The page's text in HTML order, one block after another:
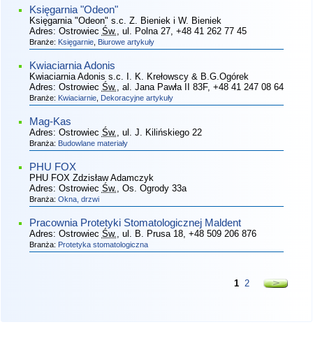
Księgarnia "Odeon"
Księgarnia "Odeon" s.c. Z. Bieniek i W. Bieniek
Adres: Ostrowiec Św. , ul. Polna 27, +48 41 262 77 45
Branże: Księgarnie, Biurowe artykuły
Kwiaciarnia Adonis
Kwiaciarnia Adonis s.c. I. K. Krełowscy & B.G.Ogórek
Adres: Ostrowiec Św. , al. Jana Pawła II 83F, +48 41 247 08 64
Branże: Kwiaciarnie, Dekoracyjne artykuły
Mag-Kas
Adres: Ostrowiec Św. , ul. J. Kilińskiego 22
Branża: Budowlane materiały
PHU FOX
PHU FOX Zdzisław Adamczyk
Adres: Ostrowiec Św. , Os. Ogrody 33a
Branża: Okna, drzwi
Pracownia Protetyki Stomatologicznej Maldent
Adres: Ostrowiec Św. , ul. B. Prusa 18, +48 509 206 876
Branża: Protetyka stomatologiczna
1 2